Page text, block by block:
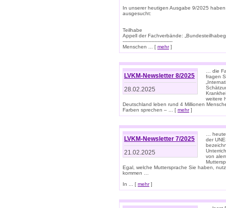
In unserer heutigen Ausgabe 9/2025
ausgesucht:
Teilhabe
Appell der Fachverbände:
---------------------------------
Menschen ... [ mehr]
LVKM-Newsletter 8/2025
28.02.2025
… die
fragen
weitere
Deutschland leben rund 4 Millionen
Farben sprechen – ... [ mehr]
LVKM-Newsletter 7/2025
21.02.2025
…
der
von
Egal, welche Muttersprache Sie haben,
kommen …
In ... [ mehr]